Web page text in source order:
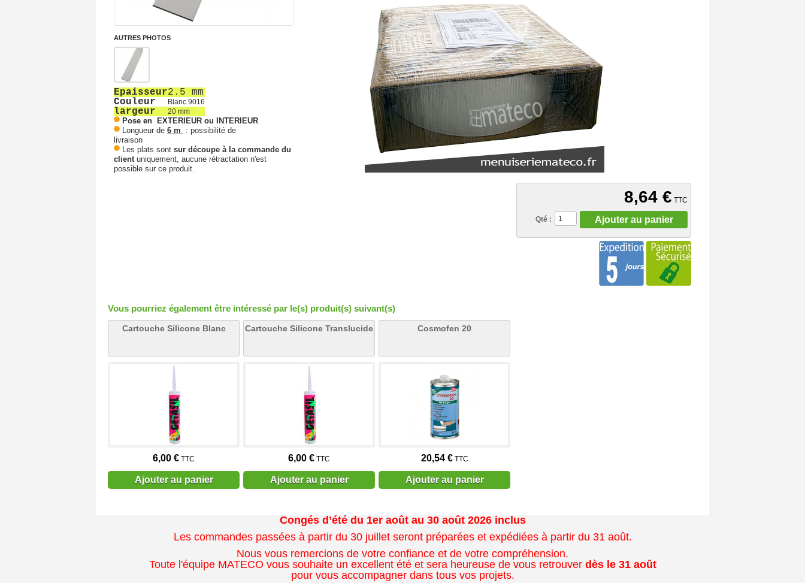
8,64 € TTC
Qté : Ajouter au panier
AUTRES PHOTOS
Epaisseur2.5 mm
Couleur
Blanc 9016
largeur 20 mm
Pose en EXTERIEUR ou INTERIEUR
Longueur de 6 m
: possibilité de
livraison
Les plats sont sur découpe à la commande du
clientuniquement, aucune rétractation n'est
possible sur ce produit.
Vous pourriez également être intéressé par le(s) produit(s) suivant(s)
Cartouche Silicone Blanc
6,00 € TTC
Ajouter au panier
Cartouche Silicone Translucide
6,00 € TTC
Ajouter au panier
Cosmofen 20
20,54 €TTC
Ajouter au panier
Congés d’été du 1er août au 30 août 2026 inclus
Les commandes passées à partir du 30 juillet seront préparées et expédiées à partir du 31 août.
Nous vous remercions de votre confiance et de votre compréhension.
Toute l'équipe MATECO vous souhaite un excellent été et sera heureuse de vous retrouver dès le 31 août
pour vous accompagner dans tous vos projets.